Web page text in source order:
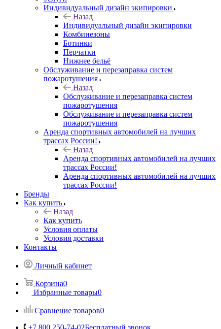
Индивидуальный дизайн экипировки
Назад
Индивидуальный дизайн экипировки
Комбинезоны
Ботинки
Перчатки
Нижнее бельё
Обслуживание и перезаправка систем
пожаротушения
Назад
Обслуживание и перезаправка систем
пожаротушения
Обслуживание и перезаправка систем
пожаротушения
Аренда спортивных автомобилей на лучших
трассах России!
Назад
Аренда спортивных автомобилей на лучших
трассах России!
Аренда спортивных автомобилей на лучших
трассах России!
Бренды
Как купить
Назад
Как купить
Условия оплаты
Условия доставки
Контакты
Личный кабинет
Корзина0
Избранные товары0
Сравнение товаров0
+7 800 250-74-02Бесплатный звонок